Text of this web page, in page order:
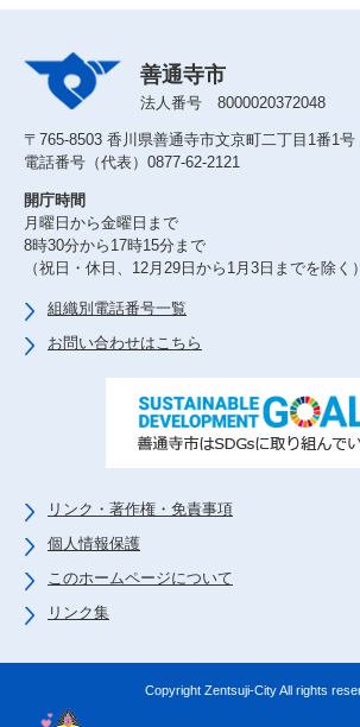
善通寺市
法人番号 8000020372048
〒765-8503 香川県善通寺市文京町二丁目1番1号
電話番号（代表）0877-62-2121
開庁時間
月曜日から金曜日まで
8時30分から17時15分まで
（祝日・休日、12月29日から1月3日までを除く）
組織別電話番号一覧
お問い合わせはこちら
リンク・著作権・免責事項
個人情報保護
このホームページについて
リンク集
Copyright Zentsuji-City All rights